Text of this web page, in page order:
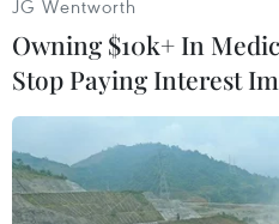
JG Wentworth
Owning $10k+ In
Stop Paying Interest